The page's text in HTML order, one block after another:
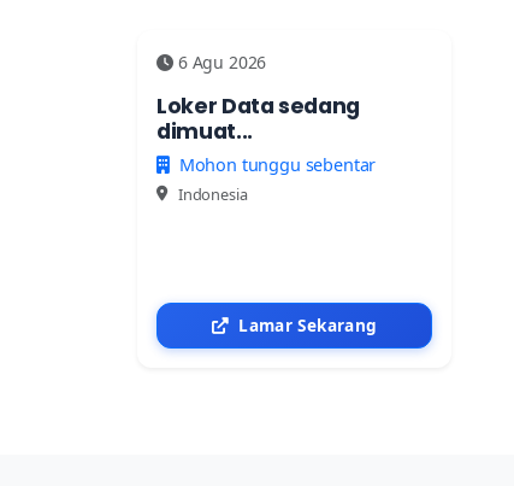
6 Agu 2026
Loker Data sedang
dimuat...
Mohon tunggu sebentar
Indonesia
Lamar Sekarang